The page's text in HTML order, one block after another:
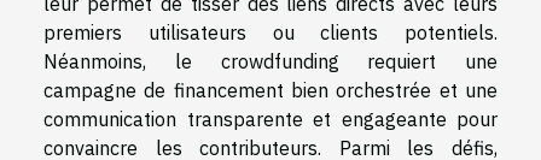
premiers utilisateurs ou clients potentiels.
Néanmoins, le crowdfunding requiert une
campagne de financement bien orchestrée et une
communication transparente et engageante pour
convaincre les contributeurs. Parmi les défis,